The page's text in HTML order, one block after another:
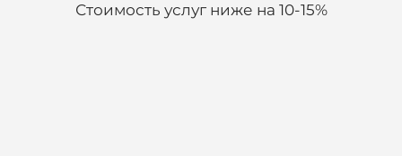
Стоимость услуг ниже на 10-15%